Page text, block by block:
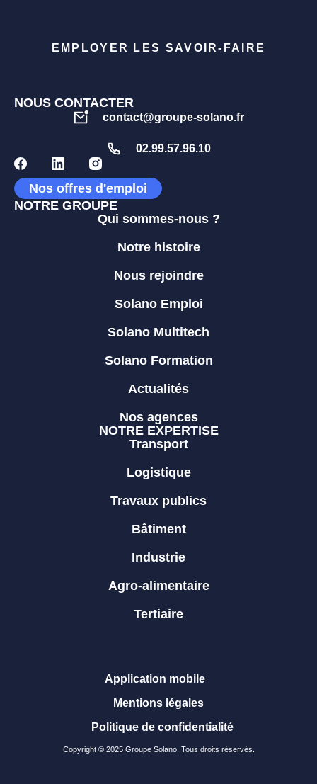
EMPLOYER LES SAVOIR-FAIRE
NOUS CONTACTER
contact@groupe-solano.fr
02.99.57.96.10
Nos offres d'emploi
NOTRE GROUPE
Qui sommes-nous ?
Notre histoire
Nous rejoindre
Solano Emploi
Solano Multitech
Solano Formation
Actualités
Nos agences
NOTRE EXPERTISE
Transport
Logistique
Travaux publics
Bâtiment
Industrie
Agro-alimentaire
Tertiaire
Copyright © 2025 Groupe Solano. Tous droits réservés.
Application mobile
Mentions légales
Politique de confidentialité